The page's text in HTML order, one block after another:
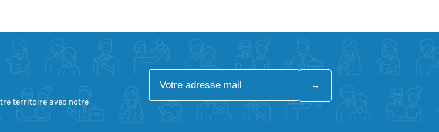
territoire avec notre